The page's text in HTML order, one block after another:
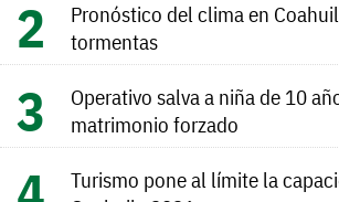
Pronóstico del clima en
tormentas
Operativo salva a niña de 10
matrimonio forzado
Turismo pone al límite la